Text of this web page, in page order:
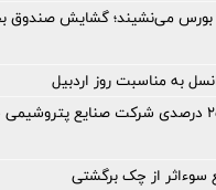
بورس می‌نشیند؛ گشایش صندوق
به مناسبت روز اردبیل
افزایش سرمایه ۲۵ درصدی شرکت صنایع